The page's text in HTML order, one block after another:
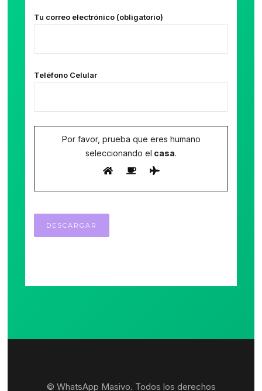
Tu correo electrónico (obligatorio)
Teléfono Celular
Por favor, prueba que eres humano
seleccionando el casa.
© WhatsApp Masivo. Todos los derechos